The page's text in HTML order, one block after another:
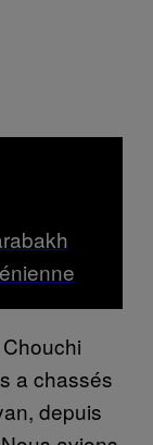
Chouchi
a chassés
depuis